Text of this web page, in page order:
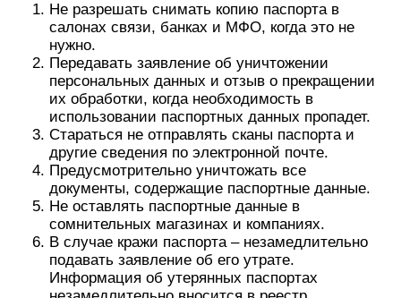
Не разрешать снимать копию паспорта в
салонах связи, банках и МФО, когда это не
нужно.
Передавать заявление об уничтожении
персональных данных и отзыв о прекращении
их обработки, когда необходимость в
использовании паспортных данных пропадет.
Стараться не отправлять сканы паспорта и
другие сведения по электронной почте.
Предусмотрительно уничтожать все
документы, содержащие паспортные данные.
Не оставлять паспортные данные в
сомнительных магазинах и компаниях.
В случае кражи паспорта – незамедлительно
подавать заявление об его утрате.
Информация об утерянных паспортах